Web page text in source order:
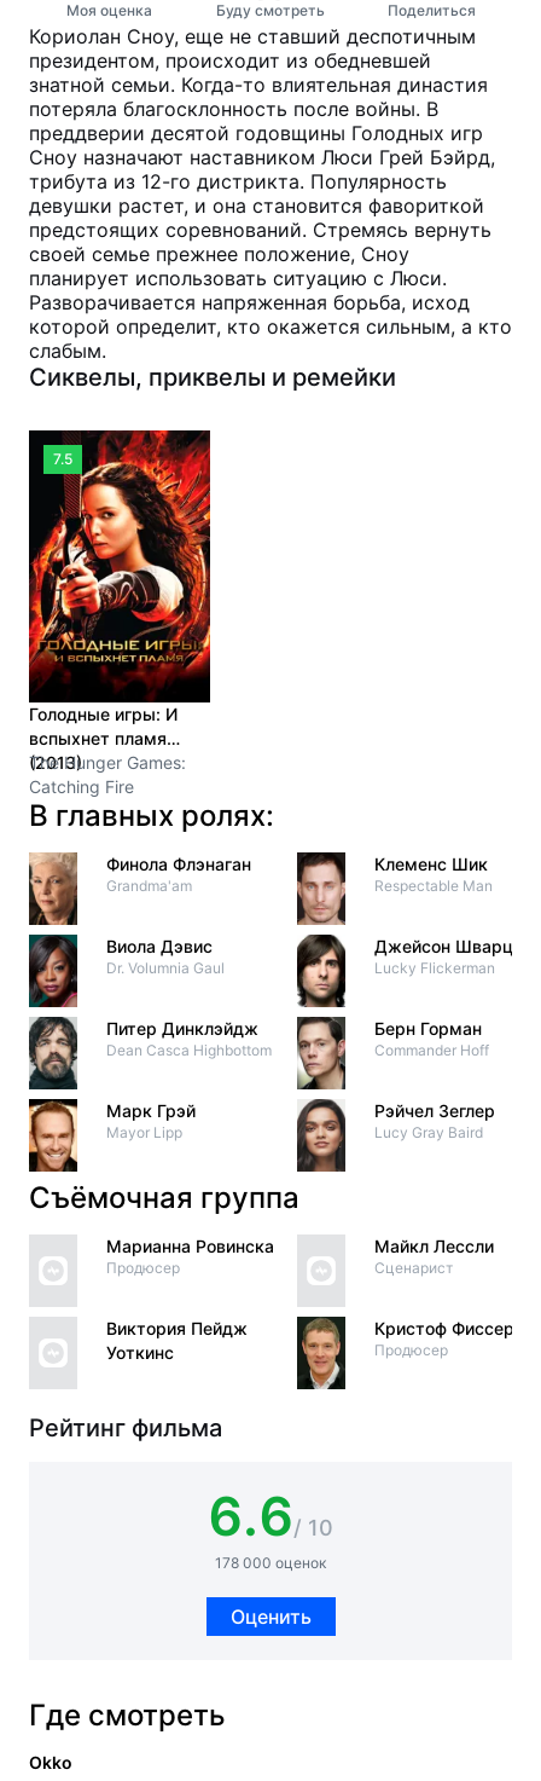
Моя оценка Буду смотреть Поделиться
Кориолан Сноу, еще не ставший деспотичным
президентом, происходит из обедневшей
знатной семьи. Когда-то влиятельная династия
потеряла благосклонность после войны. В
преддверии десятой годовщины Голодных игр
Сноу назначают наставником Люси Грей Бэйрд,
трибута из 12-го дистрикта. Популярность
девушки растет, и она становится фавориткой
предстоящих соревнований. Стремясь вернуть
своей семье прежнее положение, Сноу
планирует использовать ситуацию с Люси.
Разворачивается напряженная борьба, исход
которой определит, кто окажется сильным, а кто
слабым.
Сиквелы, приквелы и ремейки
7.5
Голодные игры: И
вспыхнет пламя
(2013)
The Hunger Games:
Catching Fire
В главных ролях:
Финола Флэнаган
Grandma'am
Виола Дэвис
Dr. Volumnia Gaul
Питер Динклэйдж
Dean Casca Highbottom
Марк Грэй
Mayor Lipp
Клеменс Шик
Respectable Man
Джейсон
Lucky Flickerman
Берн Горман
Commander Hoff
Рэйчел Зеглер
Lucy Gray Baird
Съёмочная группа
Марианна Ровинска
Продюсер
Виктория Пейдж
Уоткинс
Майкл Лессли
Сценарист
Кристоф Фиссер
Продюсер
Рейтинг фильма
6.6/ 10
178 000 оценок
Оценить
Где смотреть
Okko